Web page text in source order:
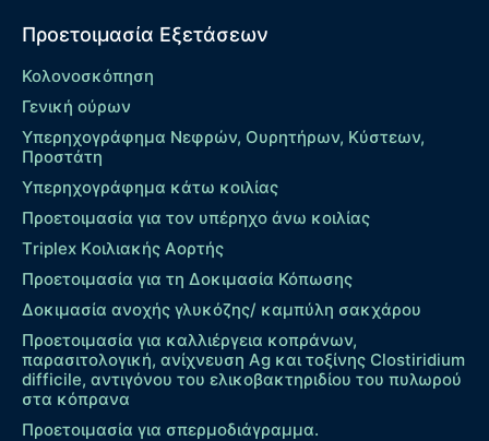
Προετοιμασία Εξετάσεων
Κολονοσκόπηση
Γενική ούρων
Υπερηχογράφημα Νεφρών, Ουρητήρων, Κύστεων,
Προστάτη
Υπερηχογράφημα κάτω κοιλίας
Προετοιμασία για τον υπέρηχο άνω κοιλίας
Τriplex Kοιλιακής Αορτής
Προετοιμασία για τη Δοκιμασία Κόπωσης
Δοκιμασία ανοχής γλυκόζης/ καμπύλη σακχάρου
Προετοιμασία για καλλιέργεια κοπράνων,
παρασιτολογική, ανίχνευση Ag και τοξίνης Clostiridium
difficile, αντιγόνου του ελικοβακτηριδίου του πυλωρού
στα κόπρανα
Προετοιμασία για σπερμοδιάγραμμα.